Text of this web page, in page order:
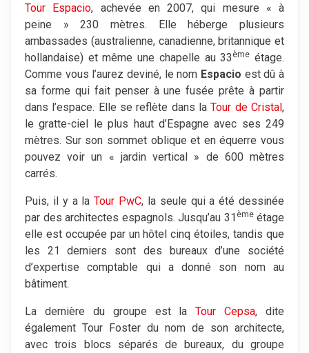
Tour Espacio, achevée en 2007, qui mesure « à
peine » 230 mètres. Elle héberge plusieurs
ambassades (australienne, canadienne, britannique et
hollandaise) et même une chapelle au 33 ème étage.
Comme vous l’aurez deviné, le nom Espacio est dû à
sa forme qui fait penser à une fusée prête à partir
dans l’espace. Elle se reflète dans laTour de Cristal,
le gratte-ciel le plus haut d’Espagne avec ses 249
mètres. Sur son sommet oblique et en équerre vous
pouvez voir un « jardin vertical » de 600 mètres
carrés.
Puis, il y a laTour PwC, la seule qui a été dessinée
par des architectes espagnols. Jusqu’au 31 èmeétage
elle est occupée par un hôtel cinq étoiles, tandis que
les 21 derniers sont des bureaux d’une société
d’expertise comptable qui a donné son nom au
bâtiment.
La dernière du groupe est laTour Cepsa, dite
également Tour Foster du nom de son architecte,
avec trois blocs séparés de bureaux, du groupe